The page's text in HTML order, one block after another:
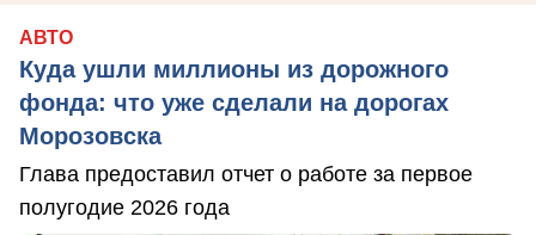
АВТО
Куда ушли миллионы из дорожного
фонда: что уже сделали на дорогах
Морозовска
Глава предоставил отчет о работе за первое
полугодие 2026 года